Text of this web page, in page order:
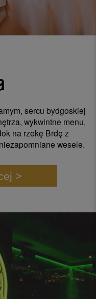
sercu bydgoskiej
wykwintne menu,
na rzekę Brdę z
wesele.
>